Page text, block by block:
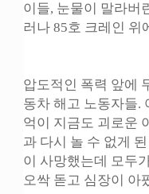
이들, 눈물이 말라버
러나 85호 크레인 위
압도적인 폭력 앞에
동차 해고 노동자들.
억이 지금도 괴로운
과 다시 놀 수 없게
이 사망했는데 모두
오싹 돋고 심장이 아